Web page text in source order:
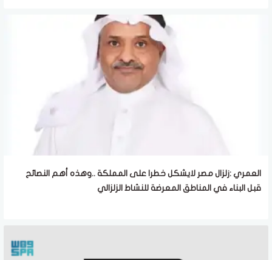
العمري :زلزال مصر لايشكل خطرا على المملكة ..وهذه أهم النصائح
قبل البناء في المناطق المعرضة للنشاط الزلزالي